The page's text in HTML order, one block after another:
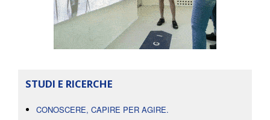
STUDI E RICERCHE
CONOSCERE, CAPIRE PER AGIRE.